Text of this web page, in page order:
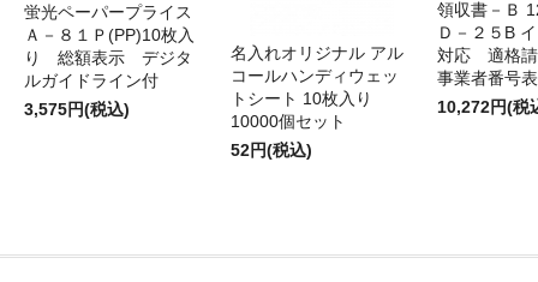
蛍光ペーパープライス
Ａ－８１Ｐ(PP)10枚入
り 総額表示 デジタ
ルガイドライン付
3,575円(税込)
名入れオリジナル アル
コールハンディウェッ
トシート 10枚入り
10000個セット
52円(税込)
領収書－Ｂ
Ｄ－２５B
対応 適格請
事業者番号
10,272円(税